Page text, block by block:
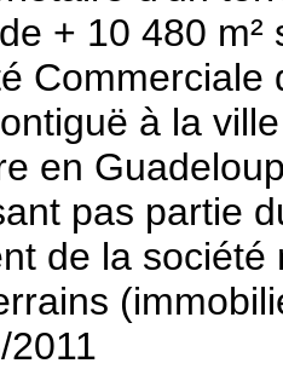
+ 10 480 m²
Commerciale
à la
en
pas partie
de la société
2011